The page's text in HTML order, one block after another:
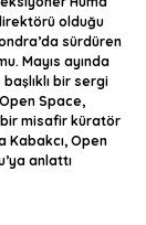
olduğu
sürdüren
Mayıs ayında
başlıklı bir sergi
Space,
misafir küratör
Kabakcı, Open
anlattı